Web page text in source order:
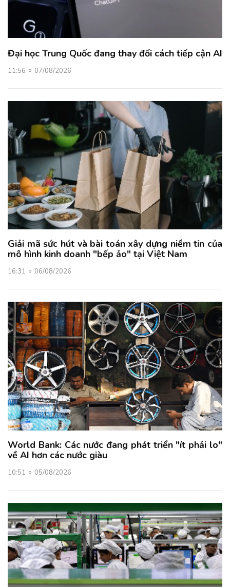
Đại học Trung Quốc đang thay đổi cách tiếp cận AI
11:56 07/08/2026
Giải mã sức hút và bài toán xây dựng niềm tin của
mô hình kinh doanh "bếp ảo" tại Việt Nam
16:31 06/08/2026
World Bank: Các nước đang phát triển "ít phải lo"
về AI hơn các nước giàu
10:51 05/08/2026